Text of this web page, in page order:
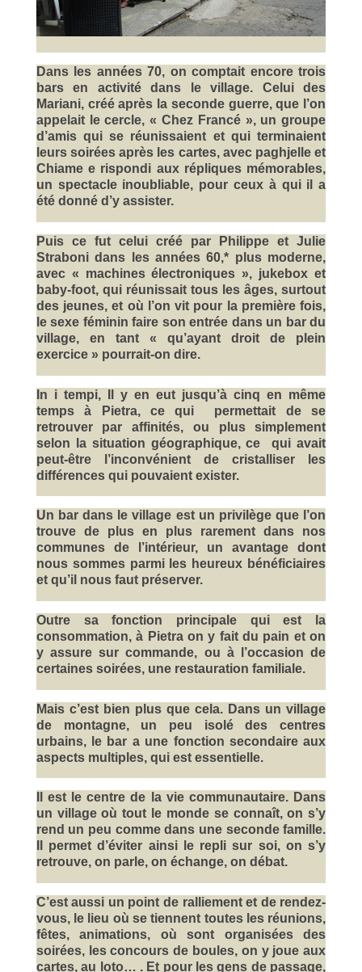
Dans les années 70, on comptait encore trois
bars en activité dans le village. Celui des
Mariani, créé après la seconde guerre, que l’on
appelait le cercle, « Chez Francé », un groupe
d’amis qui se réunissaient et qui terminaient
leurs soirées après les cartes, avec paghjelle et
Chiame e rispondi aux répliques mémorables,
un spectacle inoubliable, pour ceux à qui il a
été donné d’y assister.
Puis ce fut celui créé par Philippe et Julie
Straboni dans les années 60,* plus moderne,
avec « machines électroniques », jukebox et
baby-foot, qui réunissait tous les âges, surtout
des jeunes, et où l’on vit pour la première fois,
le sexe féminin faire son entrée dans un bar du
village, en tant « qu’ayant droit de plein
exercice » pourrait-on dire.
In i tempi, Il y en eut jusqu’à cinq en même
temps à Pietra, ce qui permettait de se
retrouver par affinités, ou plus simplement
selon la situation géographique, ce qui avait
peut-être l’inconvénient de cristalliser les
différences qui pouvaient exister.
Un bar dans le village est un privilège que l’on
trouve de plus en plus rarement dans nos
communes de l’intérieur, un avantage dont
nous sommes parmi les heureux bénéficiaires
et qu’il nous faut préserver.
Outre sa fonction principale qui est la
consommation, à Pietra on y fait du pain et on
y assure sur commande, ou à l’occasion de
certaines soirées, une restauration familiale.
Mais c’est bien plus que cela. Dans un village
de montagne, un peu isolé des centres
urbains, le bar a une fonction secondaire aux
aspects multiples, qui est essentielle.
Il est le centre de la vie communautaire. Dans
un village où tout le monde se connaît, on s’y
rend un peu comme dans une seconde famille.
Il permet d’éviter ainsi le repli sur soi, on s’y
retrouve, on parle, on échange, on débat.
C’est aussi un point de ralliement et de rendez-
vous, le lieu où se tiennent toutes les réunions,
fêtes, animations, où sont organisées des
soirées, les concours de boules, on y joue aux
cartes, au loto… . Et pour les gens de passage,